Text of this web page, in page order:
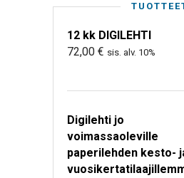
12 kk DIGILEHTI
72,00 € sis. alv. 10%
Digilehti jo
voimassaoleville
paperilehden kesto-